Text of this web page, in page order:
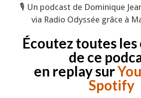
🎙️ Un podcast de Dominique
via Radio Odyssée grâce à
Écoutez toutes les
de ce
en replay sur
Spotify